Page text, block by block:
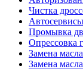
Чистка
Промывка
Опрессовка
Замена
Замена